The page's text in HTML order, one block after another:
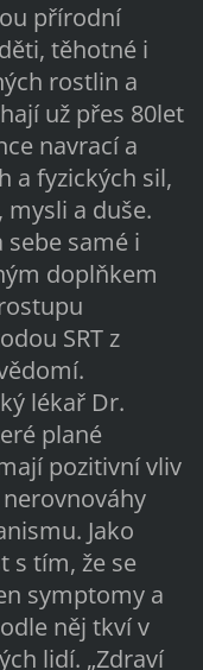
přírodní
těhotné i
rostlin a
už přes 80let
navrací a
a fyzických sil,
a duše.
samé i
doplňkem
SRT z
lékař Dr.
plané
pozitivní vliv
Jako
s tím, že se
symptomy a
něj tkví v
lidí. „Zdraví